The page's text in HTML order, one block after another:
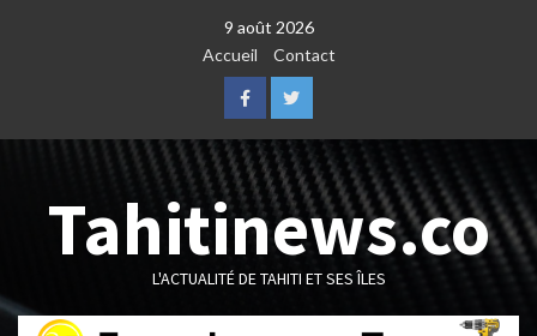
9 août 2026
Accueil
Contact
FacebookTwitter
Tahitinews.co
L'ACTUALITÉ DE TAHITI ET SES ÎLES